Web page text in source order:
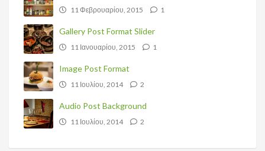
11 Φεβρουαρίου, 2015 1
Gallery Post Format Slider
11 Ιανουαρίου, 2015 1
Image Post Format
11 Ιουλίου, 2014 2
Audio Post Background
11 Ιουλίου, 2014 2